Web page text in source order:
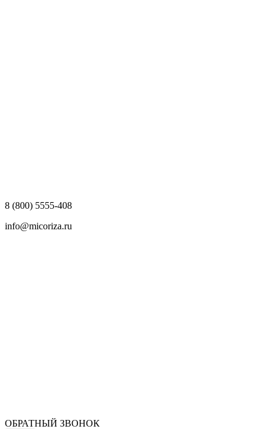
8 (800) 5555-408
info@micoriza.ru
ОБРАТНЫЙ ЗВОНОК